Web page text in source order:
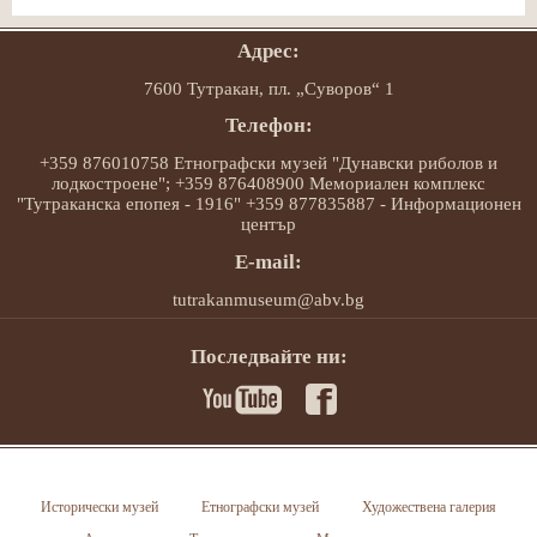
Адрес:
7600 Тутракан, пл. „Суворов“ 1
Телефон:
+359 876010758 Етнографски музей "Дунавски риболов и
лодкостроене"; +359 876408900 Мемориален комплекс
"Тутраканска епопея - 1916" +359 877835887 - Информационен
център
E-mail:
tutrakanmuseum@abv.bg
Последвайте ни:
Исторически музей Етнографски музей
Художествена галерия